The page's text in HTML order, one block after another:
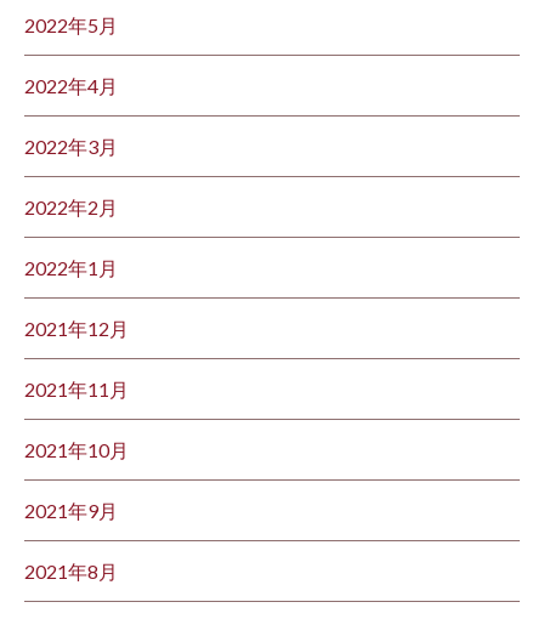
2022年5月
2022年4月
2022年3月
2022年2月
2022年1月
2021年12月
2021年11月
2021年10月
2021年9月
2021年8月